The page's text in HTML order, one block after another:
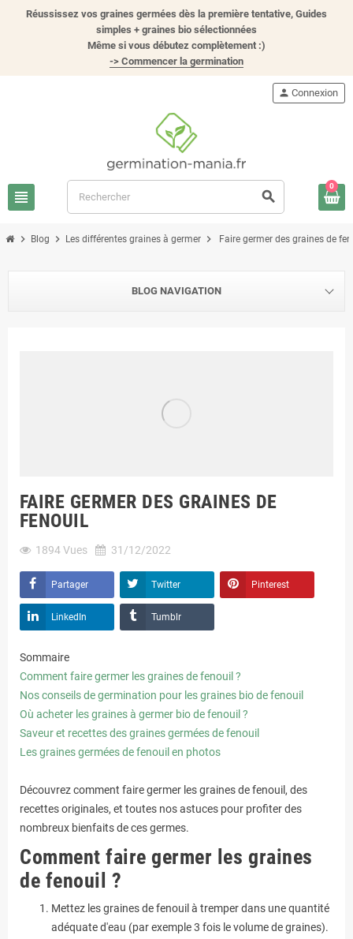
Réussissez vos graines germées dès la première tentative, Guides
simples + graines bio sélectionnées
Même si vous débutez complètement :)
-> Commencer la germination
view_headline search
person Connexion
0
chevron_right Blog chevron_right Les différentes graines à germer chevron_right Faire germer des graines de
BLOG NAVIGATION
FAIRE GERMER DES GRAINES DE
FENOUIL
1894Vues 31/12/2022
Partager Twitter Pinterest
LinkedIn Tumblr
Sommaire
Comment faire germer les graines de fenouil ?
Nos conseils de germination pour les graines bio de fenouil
Où acheter les graines à germer bio de fenouil ?
Saveur et recettes des graines germées de fenouil
Les graines germées de fenouil en photos
Découvrez comment faire germer les graines de fenouil, des
recettes originales, et toutes nos astuces pour profiter des
nombreux bienfaits de ces germes.
Comment faire germer les graines
de fenouil ?
Mettez les graines de fenouil à tremper dans une quantité
adéquate d'eau (par exemple 3 fois le volume de graines).